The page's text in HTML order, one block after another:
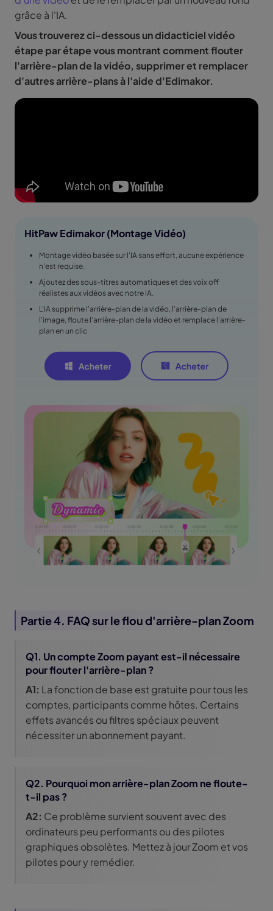
grâce à l'IA.
Vous trouverez ci-dessous un didacticiel vidéo
étape par étape vous montrant comment flouter
l'arrière-plan de la vidéo, supprimer et remplacer
d'autres arrière-plans à l'aide d'Edimakor.
HitPaw Edimakor (Montage Vidéo)
Montage vidéo basée sur l'IA sans effort, aucune expérience
n'est requise.
Ajoutez des sous-titres automatiques et des voix off
réalistes aux vidéos avec notre IA.
L'IA supprime l'arrière-plan de la vidéo, l'arrière-plan de
l'image, floute l'arrière-plan de la vidéo et remplace l'arrière-
plan en un clic
Partie 4. FAQ sur le flou d'arrière-plan Zoom
Q1. Un compte Zoom payant est-il nécessaire
pour flouter l'arrière-plan ?
A1: La fonction de base est gratuite pour tous les
comptes, participants comme hôtes. Certains
effets avancés ou filtres spéciaux peuvent
nécessiter un abonnement payant.
Q2. Pourquoi mon arrière-plan Zoom ne floute-
t-il pas ?
A2: Ce problème survient souvent avec des
ordinateurs peu performants ou des pilotes
graphiques obsolètes. Mettez à jour Zoom et vos
pilotes pour y remédier.